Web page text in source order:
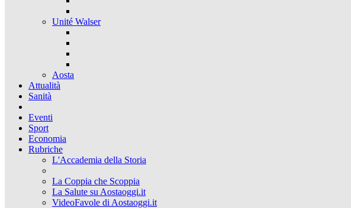
Unité Walser
Aosta
Attualità
Sanità
Eventi
Sport
Economia
Rubriche
L'Accademia della Storia
La Coppia che Scoppia
La Salute su Aostaoggi.it
VideoFavole di Aostaoggi.it